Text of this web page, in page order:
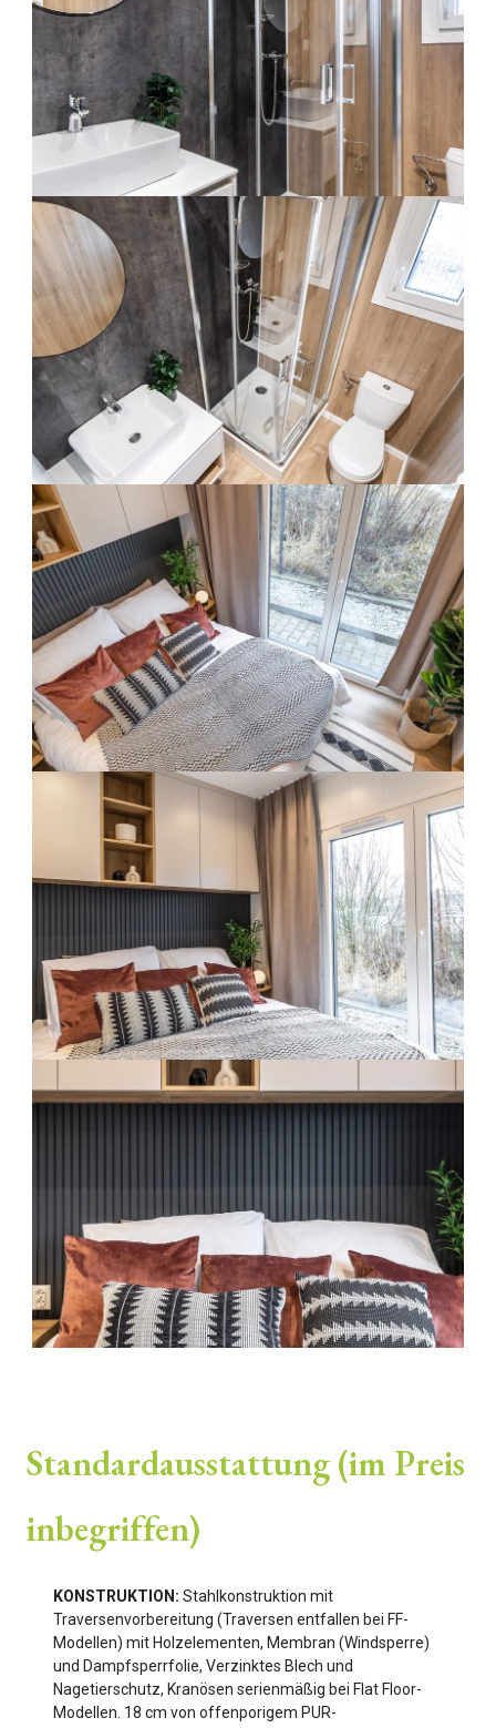
Standardausstattung (im Preis
inbegriffen)
KONSTRUKTION: Stahlkonstruktion mit
Traversenvorbereitung (Traversen entfallen bei FF-
Modellen) mit Holzelementen, Membran (Windsperre)
und Dampfsperrfolie, Verzinktes Blech und
Nagetierschutz, Kranösen serienmäßig bei Flat Floor-
Modellen. 18 cm von offenporigem PUR-